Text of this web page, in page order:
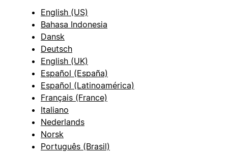
English (US)
Bahasa Indonesia
Dansk
Deutsch
English (UK)
Español (España)
Español (Latinoamérica)
Français (France)
Italiano
Nederlands
Norsk
Português (Brasil)